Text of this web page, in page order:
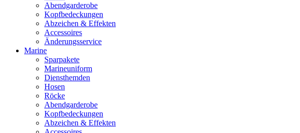
Abendgarderobe
Kopfbedeckungen
Abzeichen & Effekten
Accessoires
Änderungsservice
Marine
Sparpakete
Marineuniform
Diensthemden
Hosen
Röcke
Abendgarderobe
Kopfbedeckungen
Abzeichen & Effekten